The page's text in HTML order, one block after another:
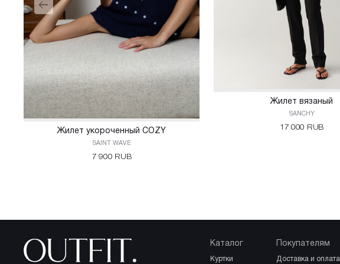
Жилет укороченный COZY
SAINT WAVE
7 900 RUB
Жилет вязаный
SANCHY
17 000 RUB
Каталог
куртки
Покупателям
доставка и оплата